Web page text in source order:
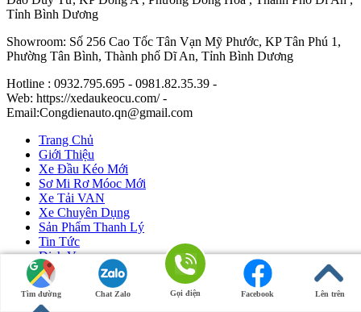
Tỉnh Bình Dương
Showroom: Số 256 Cao Tốc Tân Vạn Mỹ Phước, KP Tân Phú 1,
Phường Tân Bình, Thành phố Dĩ An, Tỉnh Bình Dương
Hotline : 0932.795.695 - 0981.82.35.39 -
Web: https://xedaukeocu.com/ -
Email:Congdienauto.qn@gmail.com
Tìm đường Chat Zalo Gọi điện Facebook Lên trên
Trang Chủ
Giới Thiệu
Xe Đầu Kéo Mới
Sơ Mi Rơ Móoc Mới
Xe Tải VAN
Xe Chuyên Dụng
Sản Phẩm Thanh Lý
Tin Tức
Dịch Vụ
Liên Hệ
Ô Tô Huỳnh Gia Phát|Xe Đầu Kéo Mỹ by Huỳnh Gia Phát.